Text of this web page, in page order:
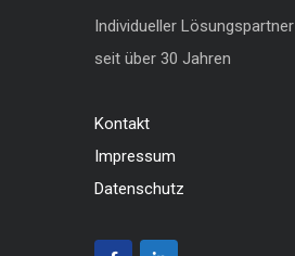
Individueller Lösungspartner
seit über 30 Jahren
Kontakt
Impressum
Datenschutz